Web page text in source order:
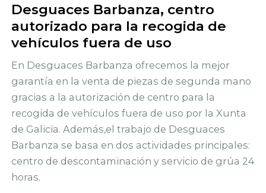
Desguaces Barbanza, centro
autorizado para la recogida de
vehículos fuera de uso
En Desguaces Barbanza ofrecemos la mejor
garantía en la venta de piezas de segunda mano
gracias a la autorización de centro para la
recogida de vehículos fuera de uso por la Xunta
de Galicia. Además,el trabajo de Desguaces
Barbanza se basa en dos actividades principales:
centro de descontaminación y servicio de grúa 24
horas.